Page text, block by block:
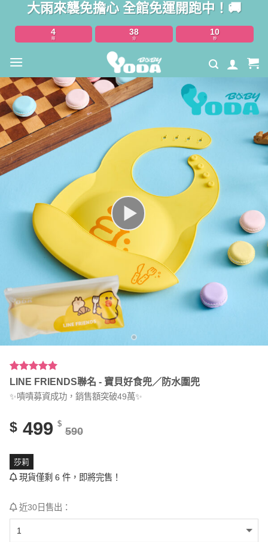
大雨來襲免擔心 全館免運開跑中！🚚
4
時
38
分
8
秒
評分 5.00/
1
顧客進行評
LINE FRIENDS聯名 - 寶貝好食兜／防水圍兜
✨嘖嘖募資成功，銷售額突破49萬✨
$ 499 $
590
莎莉
現貨僅剩 6 件，即將完售！
近30日售出：